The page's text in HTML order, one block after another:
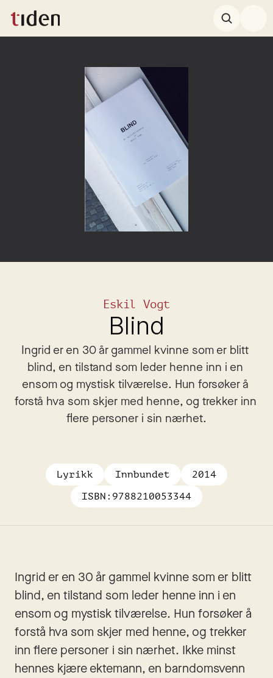
Eskil Vogt
Blind
Ingrid er en 30 år gammel kvinne som er blitt
blind, en tilstand som leder henne inn i en
ensom og mystisk tilværelse. Hun forsøker å
forstå hva som skjer med henne, og trekker inn
flere personer i sin nærhet.
Lyrikk Innbundet
2014
ISBN: 9788210053344
Ingrid er en 30 år gammel kvinne som er blitt
blind, en tilstand som leder henne inn i en
ensom og mystisk tilværelse. Hun forsøker å
forstå hva som skjer med henne, og trekker
inn flere personer i sin nærhet. Ikke minst
hennes kjære ektemann, en barndomsvenn